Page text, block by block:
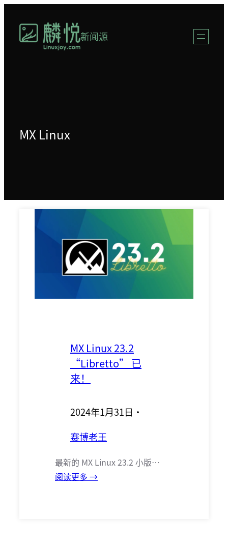
新闻源
MX Linux
MX Linux 23.2
“Libretto” 已
来！
2024年1月31日 ·
赛博老王
最新的 MX Linux 23.2 小版…
阅读更多 →